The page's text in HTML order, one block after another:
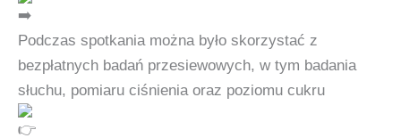
Podczas spotkania można było skorzystać z
bezpłatnych badań przesiewowych, w tym badania
słuchu, pomiaru ciśnienia oraz poziomu cukru